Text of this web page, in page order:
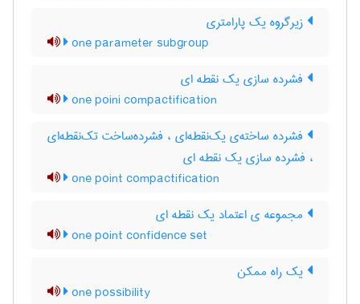
زیرگروه یک پارامتری
one parameter subgroup
فشرده سازی یک نقطه ای
one poini compactification
فشرده ساخته‌ی یک‌نقطه‌ای ، فشرده‌ساخت تک‌نقطه‌ای
، فشرده سازی یک نقطه ای
one point compactification
مجموعه ی اعتماد یک نقطه ای
one point confidence set
یک راه ممکن
one possibility